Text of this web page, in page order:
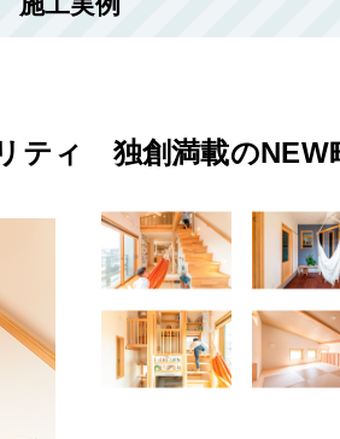
ティ 独創満載のNEW